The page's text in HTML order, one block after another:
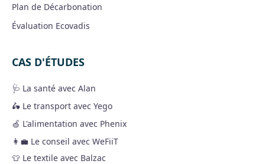
Plan de Décarbonation
Évaluation Ecovadis
CAS D'ÉTUDES
🩺 La santé avec Alan
🛵 Le transport avec Yego
🍏 L'alimentation avec Phenix
👩‍💼 Le conseil avec WeFiiT
👕 Le textile avec Balzac